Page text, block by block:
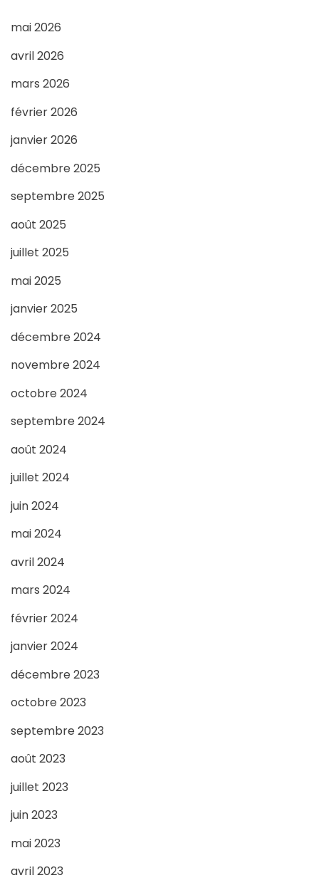
mai 2026
avril 2026
mars 2026
février 2026
janvier 2026
décembre 2025
septembre 2025
août 2025
juillet 2025
mai 2025
janvier 2025
décembre 2024
novembre 2024
octobre 2024
septembre 2024
août 2024
juillet 2024
juin 2024
mai 2024
avril 2024
mars 2024
février 2024
janvier 2024
décembre 2023
octobre 2023
septembre 2023
août 2023
juillet 2023
juin 2023
mai 2023
avril 2023